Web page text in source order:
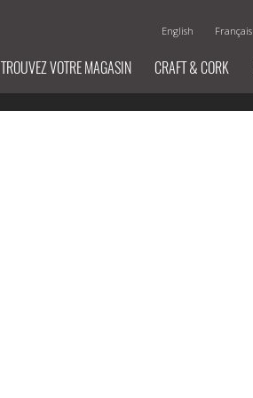
English Français
TROUVEZ VOTRE MAGASIN CRAFT & CORK